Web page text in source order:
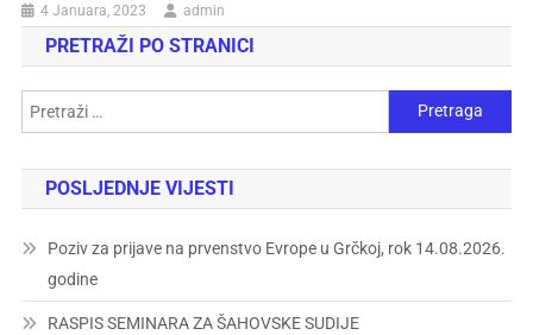
4 Januara, 2023 admin
PRETRAŽI PO STRANICI
POSLJEDNJE VIJESTI
Poziv za prijave na prvenstvo Evrope u Grčkoj, rok 14.08.2026.
godine
RASPIS SEMINARA ZA ŠAHOVSKE SUDIJE